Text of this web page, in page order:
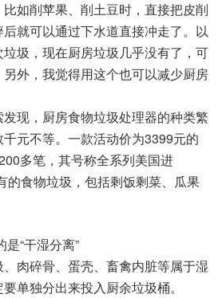
如削苹果、削土豆时，直接把皮削
就可以通过下水道直接冲走了。以
圾，现在厨房垃圾几乎没有了，可
外，我觉得用这个也可以减少厨房
现，厨房食物垃圾处理器的种类繁
元不等。一款活动价为3399元的
多笔，其号称全系列美国进
的食物垃圾，包括剩饭剩菜、瓜果
“干湿分离”
肉碎骨、蛋壳、畜禽内脏等属于湿
单独分出来投入厨余垃圾桶。